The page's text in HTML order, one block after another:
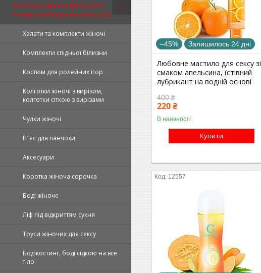
Еротична жіноча білизна та
інтимні аксесуари м. Миколаїв
Халати та комплекти жіночі
Комплекти спідньої білизни
Костюм для ролейних ігор
Колготки жіночі з вирізом,
колготки сіткою з вирізами
Чулки жіночі
П’ яс для панчохи
Аксесуари
Коротка жіноча сорочка
Боді жіноче
Ліф під відкриттям сукня
Труси жіночих для сексу
Бодікостинг, боді сідкою на все
тіло
–45% Залишилось 24 дні
Любовне мастило для сексу зі
смаком апельсина, їстівний
лубрикант на водній основі
400 ₴
220 ₴
В наявності
Купити
12557